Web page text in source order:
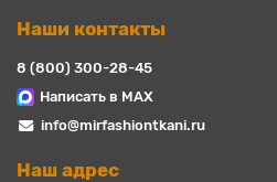
Наши контакты
8 (800) 300-28-45
Написать в MAX
info@mirfashiontkani.ru
Наш адрес